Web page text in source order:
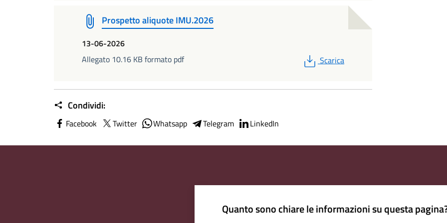
Prospetto aliquote IMU.2026
13-06-2026
Allegato 10.16 KB formato pdf
PDF
Scarica
Condividi:
Facebook Twitter Whatsapp Telegram LinkedIn
Quanto sono chiare le informazioni su questa